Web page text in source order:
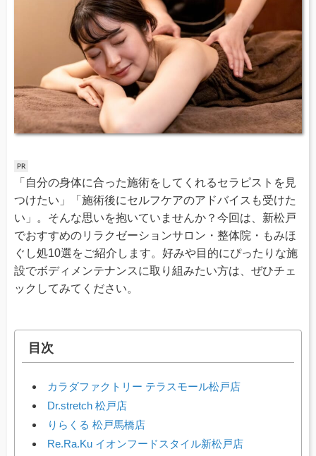
「自分の身体に合った施術をしてくれるセラピストを見
つけたい」「施術後にセルフケアのアドバイスも受けた
い」。そんな思いを抱いていませんか？今回は、新松戸
でおすすめのリラクゼーションサロン・整体院・もみほ
ぐし処10選をご紹介します。好みや目的にぴったりな施
設でボディメンテナンスに取り組みたい方は、ぜひチェ
ックしてみてください。
目次
カラダファクトリー テラスモール松戸店
Dr.stretch 松戸店
りらくる 松戸馬橋店
Re.Ra.Ku イオンフードスタイル新松戸店